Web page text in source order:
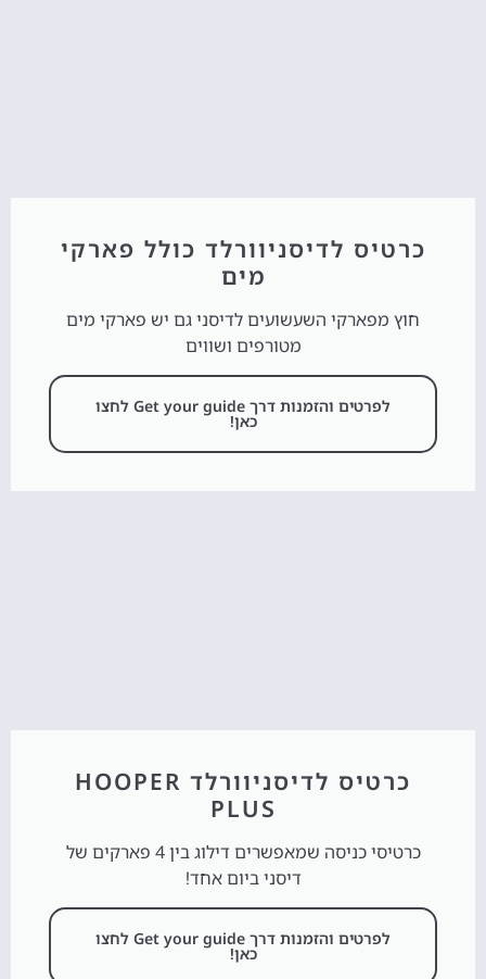
כרטיס לדיסניוורלד כולל פארקי
מים
חוץ מפארקי השעשועים לדיסני גם יש פארקי מים
מטורפים ושווים
לפרטים והזמנות דרך Get your guide לחצו
כאן!
כרטיס לדיסניוורלד HOOPER
PLUS
כרטיסי כניסה שמאפשרים דילוג בין 4 פארקים של
דיסני ביום אחד!
לפרטים והזמנות דרך Get your guide לחצו
כאן!